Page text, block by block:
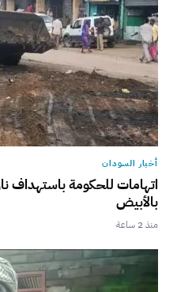
أخبار السودان
اتهامات للحكومة باستهداف
بالأبيض
منذ 2 ساعة